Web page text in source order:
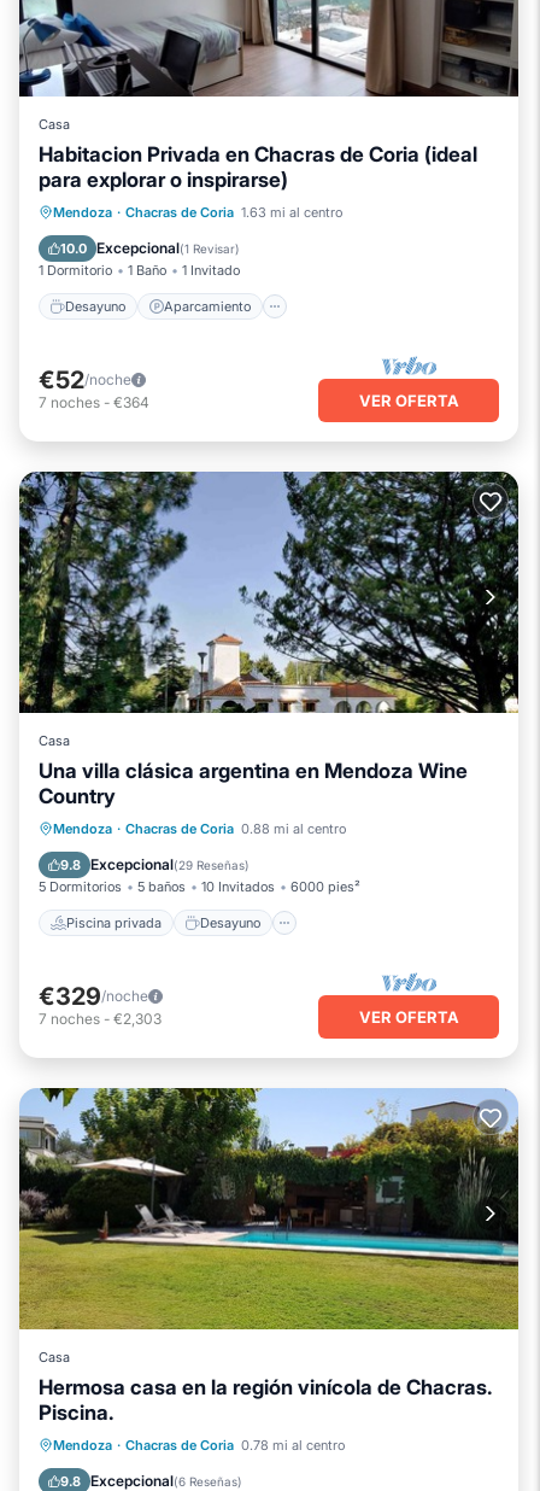
Casa
Habitacion Privada en Chacras de Coria (ideal
para explorar o inspirarse)
Mendoza · Chacras de Coria 1.63 mi al centro
10.0 Excepcional(1 Revisar)
1 Dormitorio 1 Baño 1 Invitado
Desayuno Aparcamiento
Desayuno Aparcamiento
Internet
€52/noche
7 noches - €364 VER OFERTA
Casa
Una villa clásica argentina en Mendoza Wine
Country
Mendoza · Chacras de Coria 0.88 mi al centro
9.8 Excepcional(29 Reseñas)
5 Dormitorios 5 baños 10 Invitados 6000 pies²
Piscina privada Desayuno
Piscina privada
Desayuno
Aparcamiento
€329/noche
7 noches - €2,303 VER OFERTA
Casa
Hermosa casa en la región vinícola de Chacras.
Piscina.
Mendoza · Chacras de Coria 0.78 mi al centro
9.8 Excepcional(6 Reseñas)
Piscina privada
Piscina
Aire acondicionado